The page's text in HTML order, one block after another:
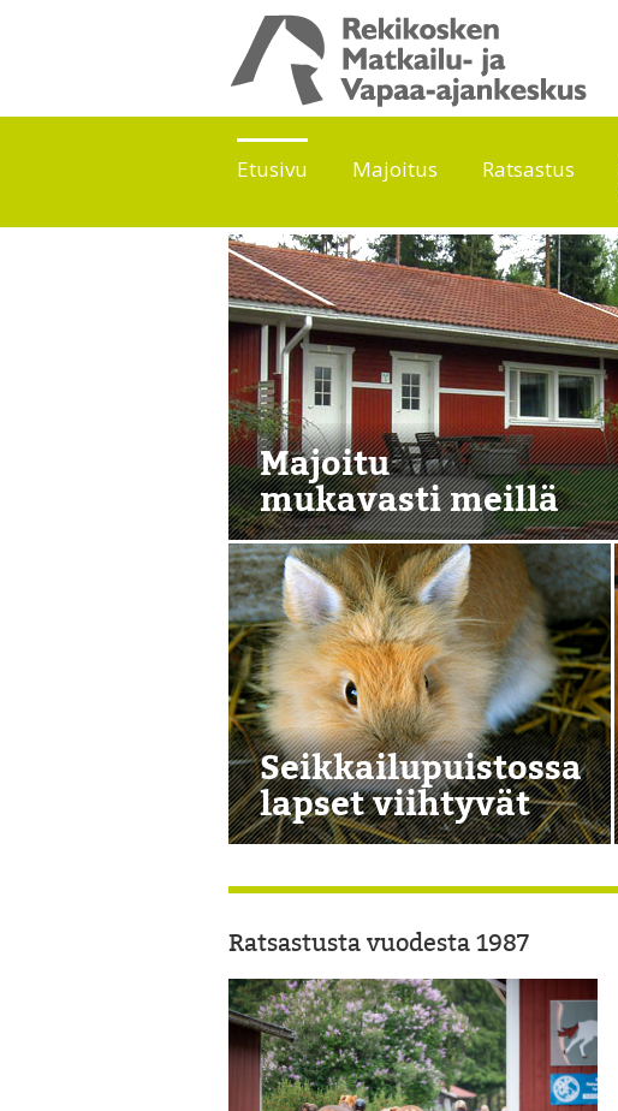
Etusivu Majoitus Ratsastus
Majoitu
mukavasti meillä
Seikkailupuistossa
lapset viihtyvät
Ratsastusta vuodesta 1987